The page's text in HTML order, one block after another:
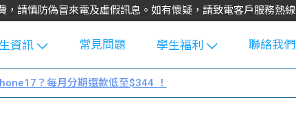
，請慎防偽冒來電及虛假訊息。如有懷疑，請致電客戶服務熱線
資訊
專生筍
常見問題
學生福利
uFinance 校
園贊助
聯絡我們
？每月分期還款低至$344 ！